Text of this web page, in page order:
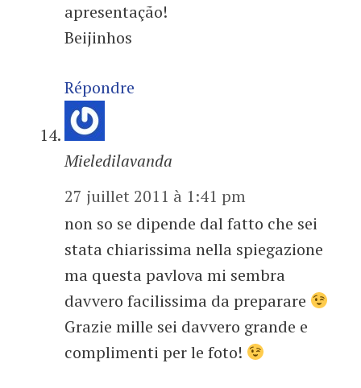
apresentação!
Beijinhos
Répondre
Mieledilavanda
27 juillet 2011 à 1:41 pm
non so se dipende dal fatto che sei
stata chiarissima nella spiegazione
ma questa pavlova mi sembra
davvero facilissima da preparare
Grazie mille sei davvero grande e
complimenti per le foto!